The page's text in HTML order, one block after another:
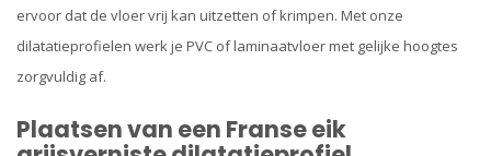
ervoor dat de vloer vrij kan uitzetten of krimpen. Met onze
dilatatieprofielen werk je PVC of laminaatvloer met gelijke hoogtes
zorgvuldig af.
Plaatsen van een Franse eik